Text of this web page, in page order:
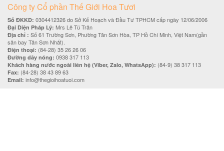
Công ty Cổ phần Thế Giới Hoa Tươi
Số ĐKKD: 0304412326 do Sở Kế Hoạch và Đầu Tư TPHCM cấp ngày 12/06/2006
Đại Diện Pháp Lý: Mrs Lê Tú Trân
Địa chỉ : Số 61 Trường Sơn, Phường Tân Sơn Hòa, TP Hồ Chí Minh, Việt Nam(gần
sân bay Tân Sơn Nhất).
Điện thoại: (84-28) 35 26 26 06
Đường dây nóng: 0938 317 113
Khách hàng nước ngoài liên hệ (Viber, Zalo, WhatsApp): (84-9) 38 317 113
Fax: (84-28) 38 43 89 63
Email: info@thegioihoatuoi.com